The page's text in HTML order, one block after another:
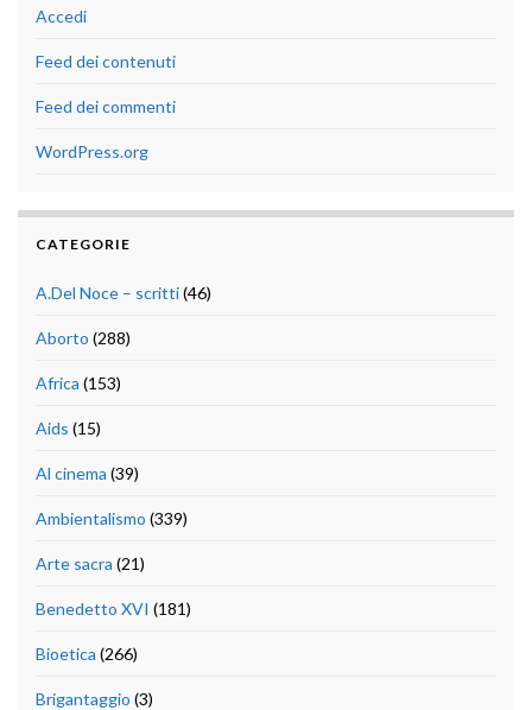
Accedi
Feed dei contenuti
Feed dei commenti
WordPress.org
CATEGORIE
A.Del Noce – scritti(46)
Aborto (288)
Africa (153)
Aids (15)
Al cinema (39)
Ambientalismo (339)
Arte sacra (21)
Benedetto XVI (181)
Bioetica (266)
Brigantaggio (3)